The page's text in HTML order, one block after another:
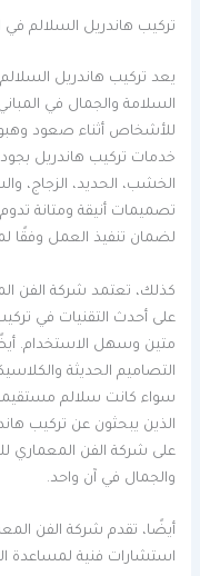
تركيب هاندريل السلالم في
يعد تركيب هاندريل
السلامة والجمال في
للأشخاص أثناء صعود
خدمات تركيب هاندريل
الخشب، الحديد،
تصميمات أنيقة ومتانة
لضمان تنفيذ العمل وفقًا
كذلك، تعتمد شركة الفن
على أحدث التقنيات في
متين وسهل الاستخدام.
التصاميم الحديثة
سواء كانت سلالم مستقيمة،
الذين يبحثون عن تركيب
على شركة الفن المعماري
والجمال في آن واحد.
أيضًا، تقدم شركة الفن
استشارات فنية لمساعدة